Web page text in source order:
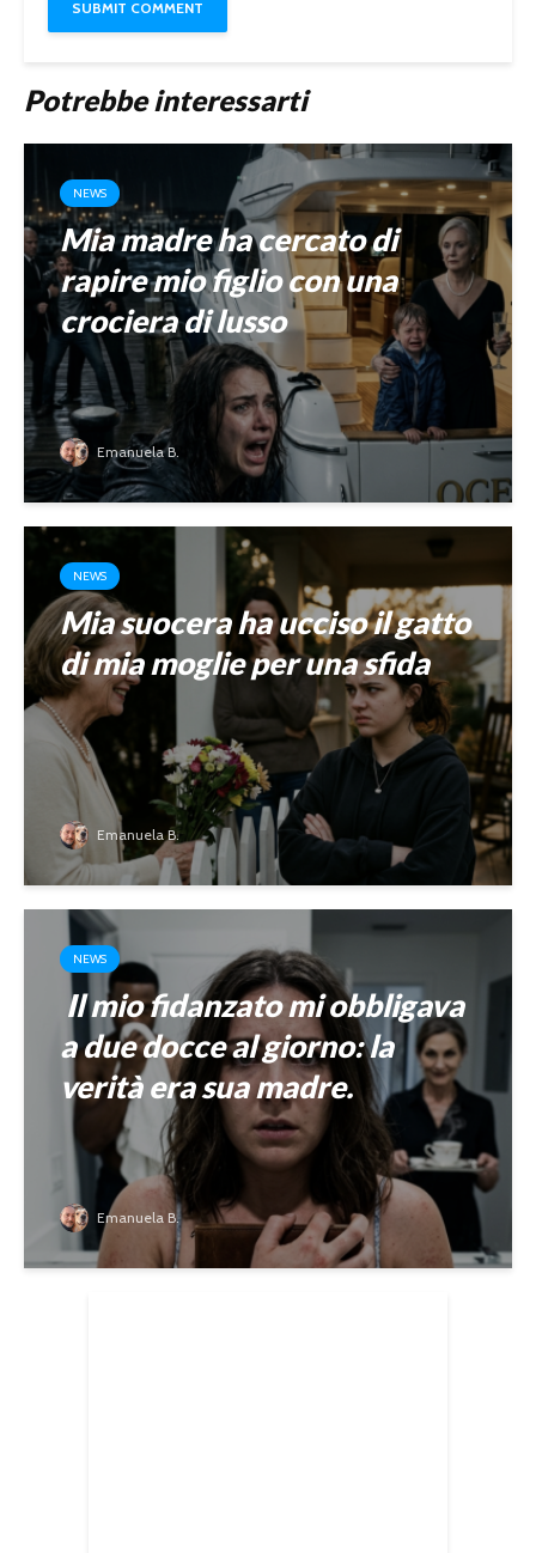
Potrebbe interessarti
NEWS
Mia madre ha cercato di
rapire mio figlio con una
crociera di lusso
Emanuela B.
NEWS
Mia suocera ha ucciso il gatto
di mia moglie per una sfida
Emanuela B.
NEWS
Il mio fidanzato mi obbligava
a due docce al giorno: la
verità era sua madre.
Emanuela B.